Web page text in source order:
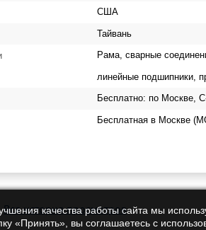
США
Тайвань
Рама, сварные
линейные подшипники,
Бесплатно: по Москве,
Бесплатная в Москве
Вся история просмотров
качества работы сайта мы
«Принять», вы соглашаетесь с